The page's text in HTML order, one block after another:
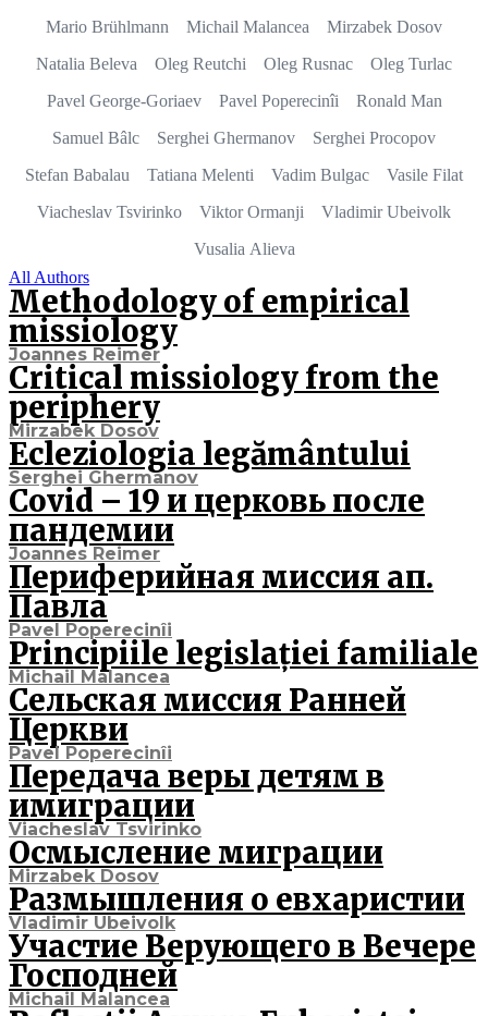
Mario Brühlmann
Michail Malancea
Mirzabek Dosov
Natalia Beleva
Oleg Reutchi Oleg Rusnac
Oleg Turlac
Pavel George-Goriaev
Pavel Poperecinîi
Ronald Man
Samuel Bâlc
Serghei Ghermanov
Serghei Procopov
Stefan Babalau
Tatiana Melenti Vadim Bulgac
Vasile Filat
Viacheslav Tsvirinko
Viktor Ormanji
Vladimir Ubeivolk
Vusalia Alieva
All Authors
Methodology of empirical
missiology
Joannes Reimer
Critical missiology from the
periphery
Mirzabek Dosov
Ecleziologia legământului
Serghei Ghermanov
Covid – 19 и церковь после
пандемии
Joannes Reimer
Периферийная миссия ап.
Павла
Pavel Poperecinîi
Principiile legislației familiale
Michail Malancea
Сельская миссия Ранней
Церкви
Pavel Poperecinîi
Передача веры детям в
имиграции
Viacheslav Tsvirinko
Осмысление миграции
Mirzabek Dosov
Размышления о евхаристии
Vladimir Ubeivolk
Участие Верующего в Вечере
Господней
Michail Malancea